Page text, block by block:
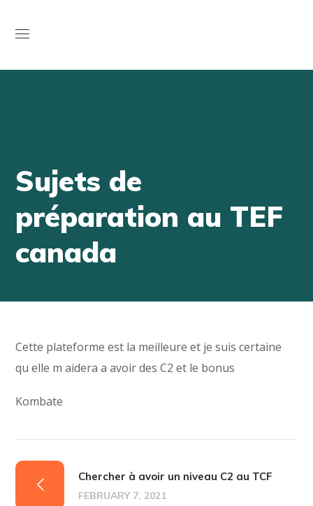
Sujets de
préparation au TEF
canada
Cette plateforme est la meilleure et je suis certaine
qu elle m aidera a avoir des C2 et le bonus
Kombate
Chercher à avoir un niveau C2 au TCF
FEBRUARY 7, 2021